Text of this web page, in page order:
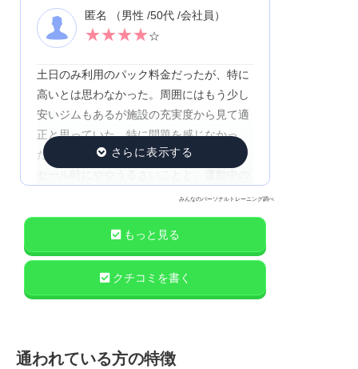
匿名 （男性 /50代 /会社員）
★★★★☆
土日のみ利用のパック料金だったが、特に
高いとは思わなかった。周囲にはもう少し
安いジムもあるが施設の充実度から見て適
正と思っていた。特に問題を感じなかっ
た。強いて言うならば、定期的なバーゲン
お客さんへの声掛けがマニュアルに則った
やり方で、うるさいだけで何も意味がない
ように感じたくらい。利用していて問題と
思う点はありませんでした。若いスタッフ
が多く、きびきびとした対応が印象的でし
た。施設がやや古くなってきた印象もあり
みんなのパーソナルトレーニング調べ
もっと見る
クチコミを書く
通われている方の特徴